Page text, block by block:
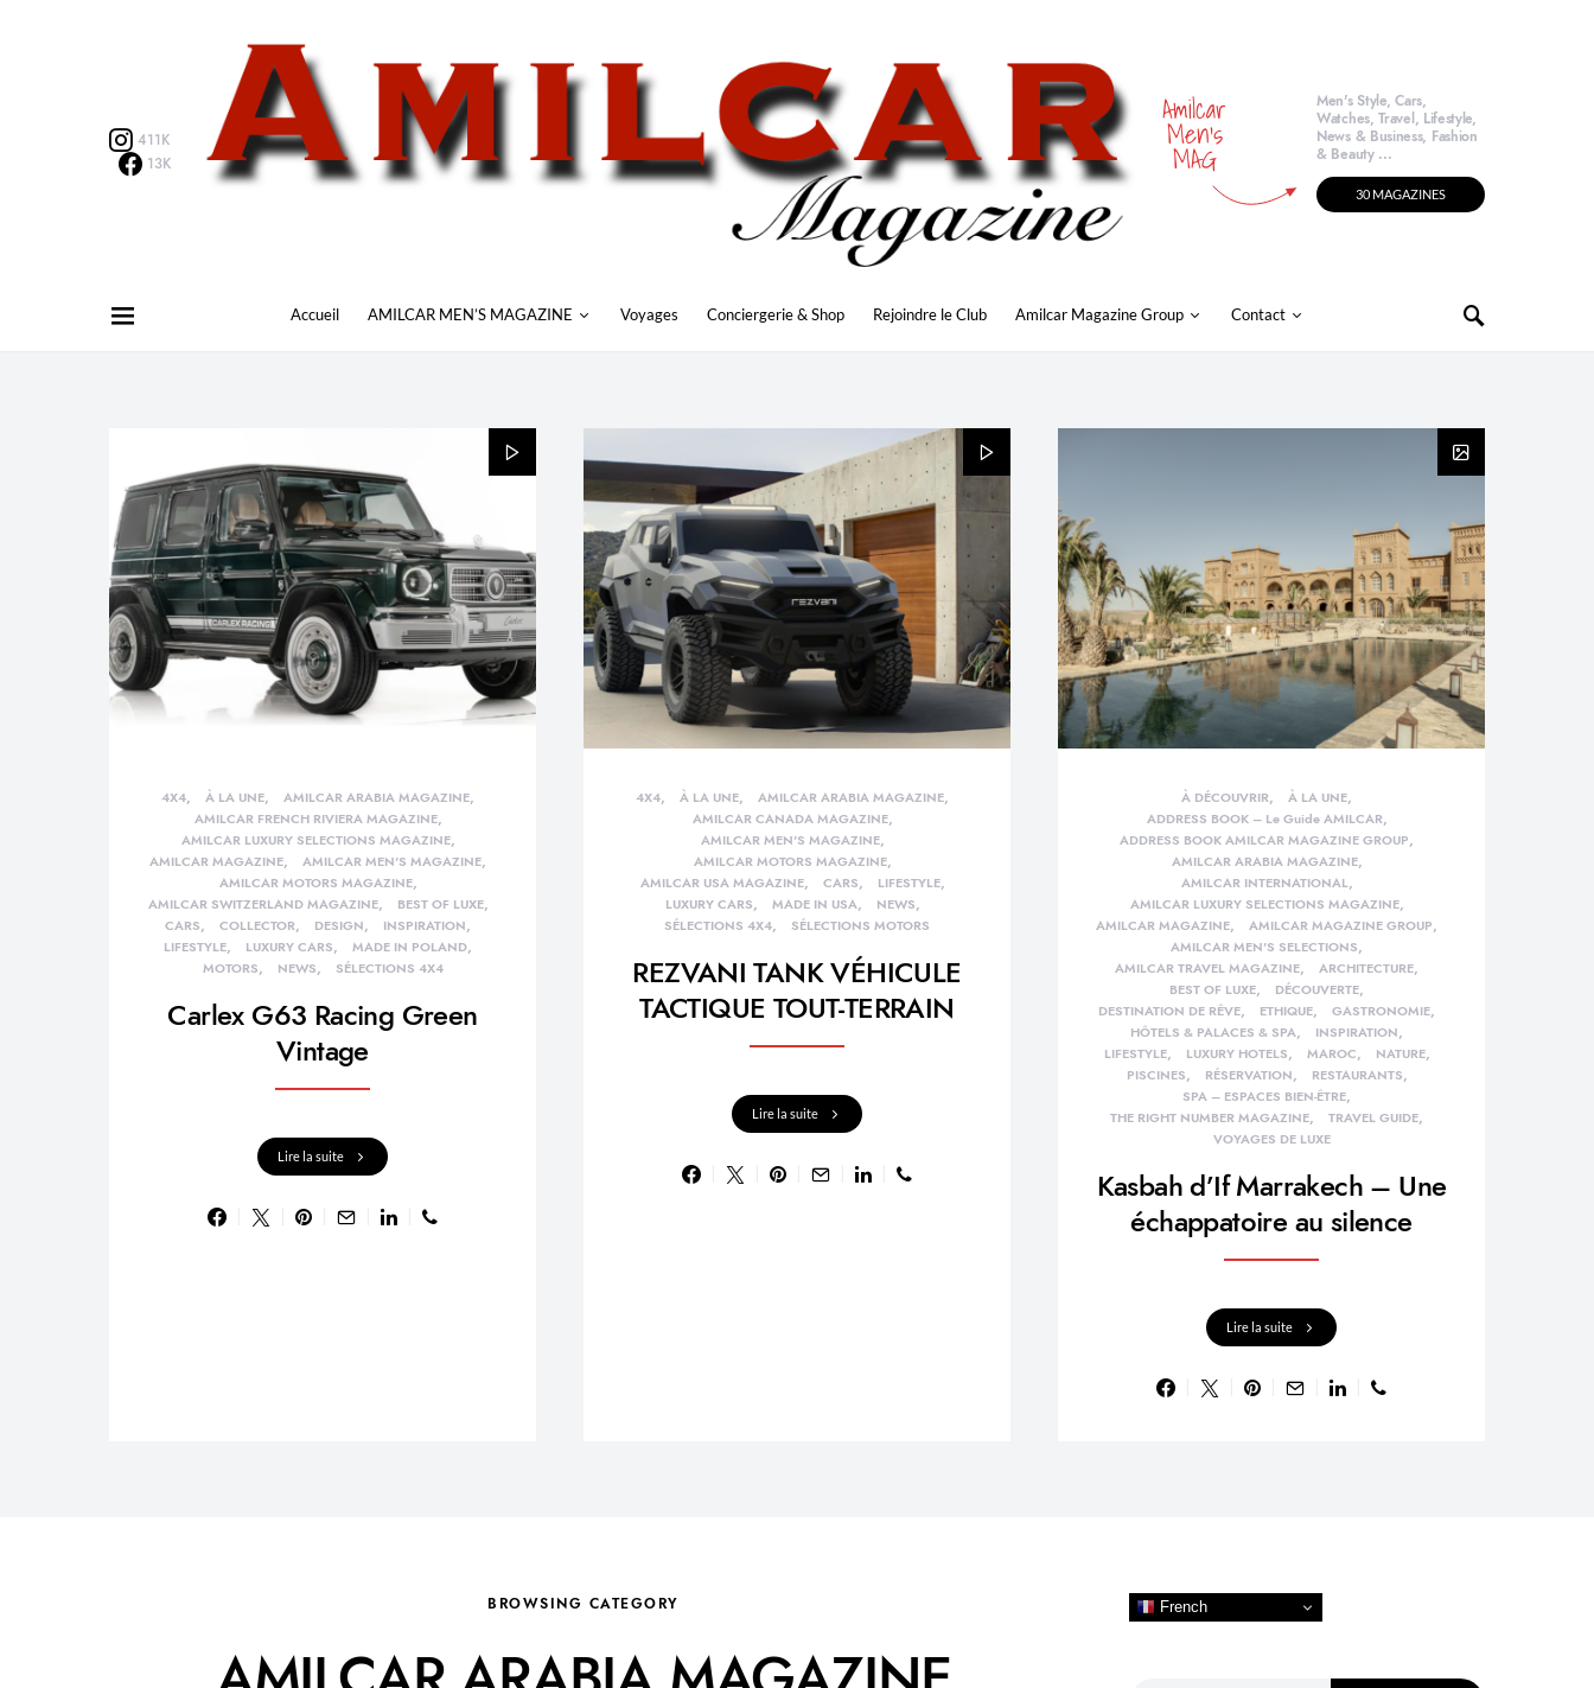
411K
13K
Amilcar
Men's
MAG
Men's Style, Cars,
Watches, Travel, Lifestyle,
News & Business, Fashion
& Beauty ...
30 MAGAZINES
Accueil AMILCAR MEN’S MAGAZINE Voyages Conciergerie & Shop Rejoindre le Club Amilcar Magazine Group Contact
4X4 À LA UNE
AMILCAR ARABIA MAGAZINE
AMILCAR FRENCH RIVIERA MAGAZINE
AMILCAR LUXURY SELECTIONS MAGAZINE
AMILCAR MAGAZINE
AMILCAR MEN'S MAGAZINE
AMILCAR MOTORS MAGAZINE
AMILCAR SWITZERLAND MAGAZINE
BEST OF LUXE
CARS
COLLECTOR DESIGN
INSPIRATION
LIFESTYLE
LUXURY CARS
MADE IN POLAND
MOTORS
NEWS SÉLECTIONS 4X4
Carlex G63 Racing Green
Vintage
Lire la suite
4X4 À LA UNE
AMILCAR ARABIA MAGAZINE
AMILCAR CANADA MAGAZINE
AMILCAR MEN'S MAGAZINE
AMILCAR MOTORS MAGAZINE
AMILCAR USA MAGAZINE
CARS
LIFESTYLE
LUXURY CARS
MADE IN USA
NEWS
SÉLECTIONS 4X4
SÉLECTIONS MOTORS
REZVANI TANK VÉHICULE
TACTIQUE TOUT-TERRAIN
Lire la suite
À DÉCOUVRIR
À LA UNE
ADDRESS BOOK – Le Guide AMILCAR
ADDRESS BOOK AMILCAR MAGAZINE GROUP
AMILCAR ARABIA MAGAZINE
AMILCAR INTERNATIONAL
AMILCAR LUXURY SELECTIONS MAGAZINE
AMILCAR MAGAZINE
AMILCAR MAGAZINE GROUP
AMILCAR MEN'S SELECTIONS
AMILCAR TRAVEL MAGAZINE
ARCHITECTURE
BEST OF LUXE
DÉCOUVERTE
DESTINATION DE RÊVE
ETHIQUE
GASTRONOMIE
HÔTELS & PALACES & SPA
INSPIRATION
LIFESTYLE
LUXURY HOTELS MAROC
NATURE
PISCINES
RÉSERVATION
RESTAURANTS
SPA – ESPACES BIEN-ÊTRE
THE RIGHT NUMBER MAGAZINE
TRAVEL GUIDE
VOYAGES DE LUXE
Kasbah d’If Marrakech – Une
échappatoire au silence
Lire la suite
BROWSING CATEGORY French